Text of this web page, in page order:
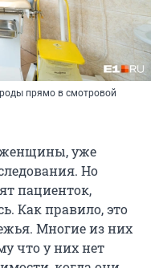
прямо в смотровой
уже
Но
пациенток,
Как правило, это
Многие из них
что у них нет